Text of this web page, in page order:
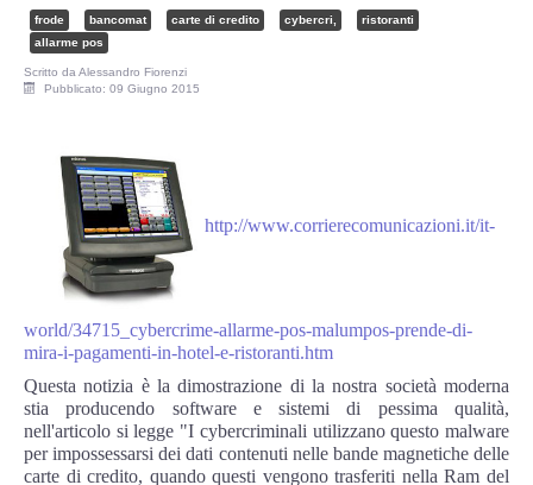
INDAGINI DIGITALI
Digital Intelligence OSINT
Indagini Smartphone,Tablet
Copia/Acquisizione Forense
Forensics Readiness
Incident Response
frode bancomat carte di credito cybercri,
ristoranti
allarme pos
Scritto da Alessandro Fiorenzi
Pubblicato: 09 Giugno 2015
http://www.corrierecomunicazioni.it/it-
world/34715_cybercrime-allarme-pos-malumpos-prende-di-
mira-i-pagamenti-in-hotel-e-ristoranti.htm
Questa notizia è la dimostrazione di la nostra società moderna
stia producendo software e sistemi di pessima qualità,
nell'articolo si legge "I cybercriminali utilizzano questo malware
per impossessarsi dei dati contenuti nelle bande magnetiche delle
carte di credito, quando questi vengono trasferiti nella Ram del